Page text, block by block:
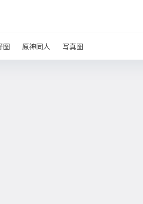
图 原神同人 写真图